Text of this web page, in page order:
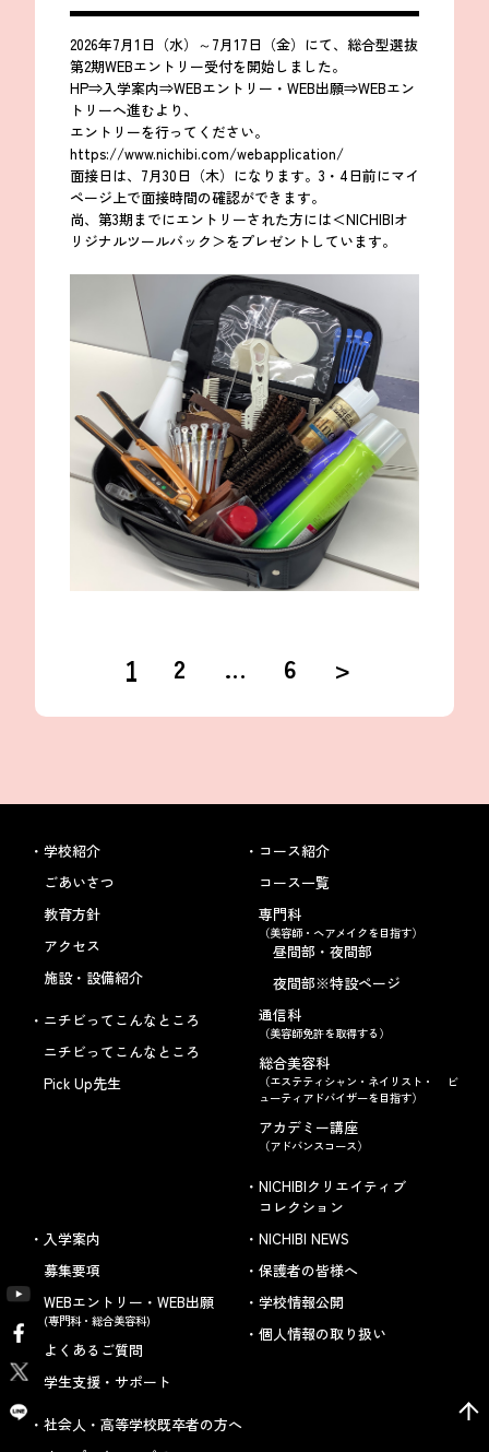
2026年7月1日（水）～7月17日（金）にて、総合型選抜
第2期WEBエントリー受付を開始しました。
HP⇒入学案内⇒WEBエントリー・WEB出願⇒WEBエン
トリーへ進むより、
エントリーを行ってください。
https://www.nichibi.com/webapplication/
面接日は、7月30日（木）になります。3・4日前にマイ
ページ上で面接時間の確認ができます。
尚、第3期までにエントリーされた方には＜NICHIBIオ
リジナルツールバック＞をプレゼントしています。
ナ
シ
ン
1 2 … 6 >
学校紹介
ごあいさつ
教育方針
アクセス
施設・設備紹介
ニチビってこんなところ
ニチビってこんなところ
Pick Up先生
コース紹介
コース一覧
専門科
（美容師・ヘアメイクを目指す）
昼間部・夜間部
夜間部※特設ページ
通信科
（美容師免許を取得する）
総合美容科
（エステティシャン・ネイリスト・ ビ
ューティアドバイザーを目指す）
アカデミー講座
（アドバンスコース）
NICHIBIクリエイティブ
コレクション
入学案内
募集要項
WEBエントリー・WEB出願
(専門科・総合美容科)
よくあるご質問
学生支援・サポート
社会人・高等学校既卒者の方へ
NICHIBI NEWS
保護者の皆様へ
学校情報公開
個人情報の取り扱い